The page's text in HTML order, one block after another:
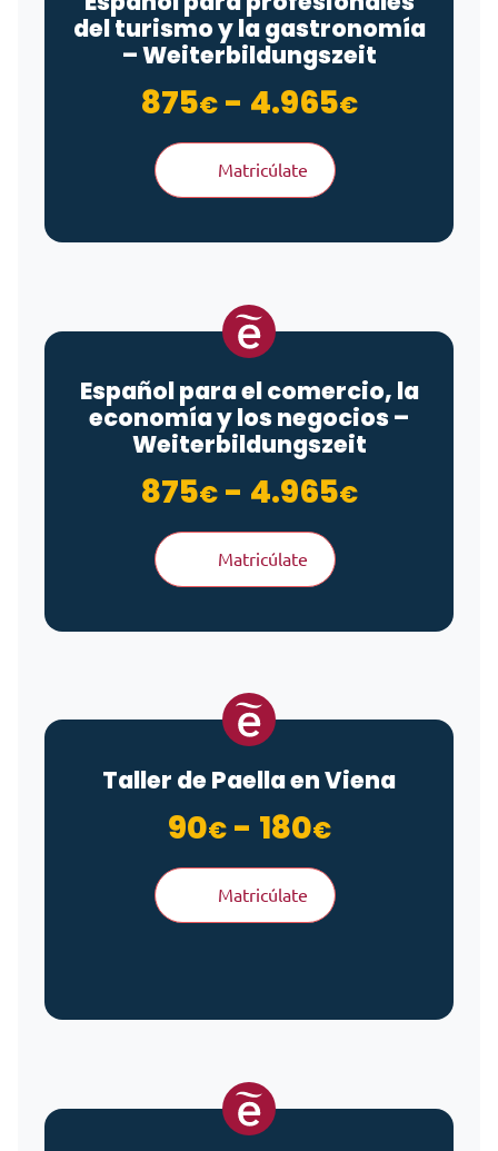
del turismo y la gastronomía
– Weiterbildungszeit
875€ - 4.965€Rango
Matricúlate
Español para el comercio, la
economía y los negocios –
Weiterbildungszeit
875€ - 4.965€Rango
Matricúlate
Taller de Paella en Viena
90€ - 180€Rango de
Matricúlate